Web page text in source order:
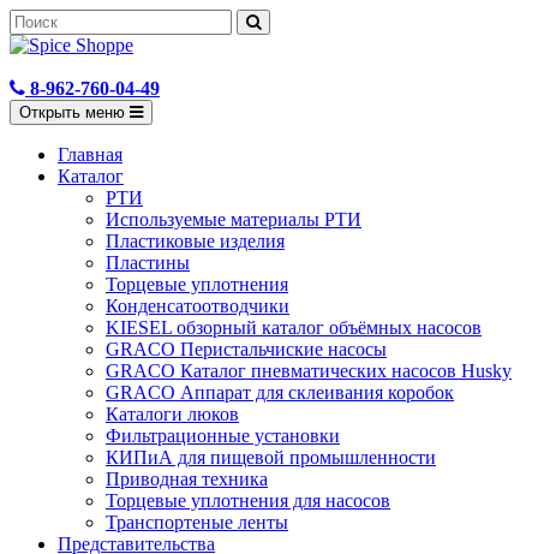
8-962-760-04-49
Открыть меню
Главная
Каталог
РТИ
Используемые материалы РТИ
Пластиковые изделия
Пластины
Торцевые уплотнения
Конденсатоотводчики
KIESEL обзорный каталог объёмных насосов
GRACO Перистальчиские насосы
GRACO Каталог пневматических насосов Husky
GRACO Аппарат для склеивания коробок
Каталоги люков
Фильтрационные установки
КИПиА для пищевой промышленности
Приводная техника
Торцевые уплотнения для насосов
Транспортеные ленты
Представительства